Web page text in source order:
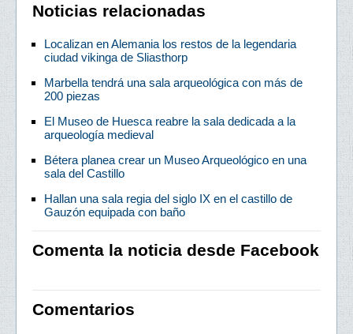
Noticias relacionadas
Localizan en Alemania los restos de la legendaria
ciudad vikinga de Sliasthorp
Marbella tendrá una sala arqueológica con más de
200 piezas
El Museo de Huesca reabre la sala dedicada a la
arqueología medieval
Bétera planea crear un Museo Arqueológico en una
sala del Castillo
Hallan una sala regia del siglo IX en el castillo de
Gauzón equipada con baño
Comenta la noticia desde Facebook
Comentarios